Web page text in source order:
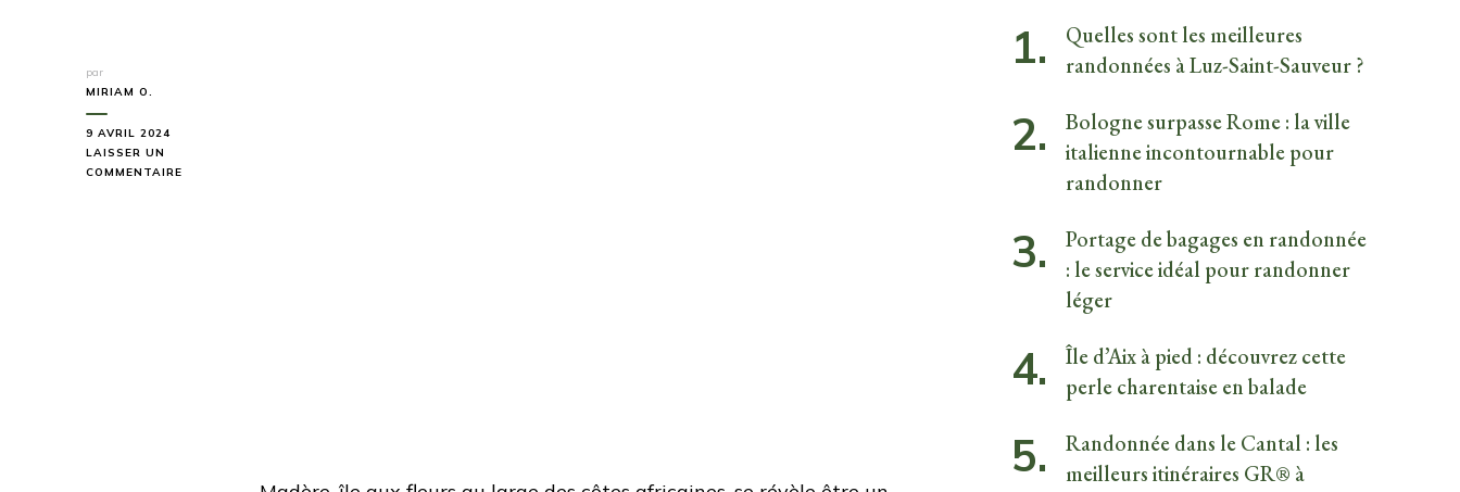
par
MIRIAM O.
9 AVRIL 2024
LAISSER UN
COMMENTAIRE
Quelles sont les meilleures
randonnées à Luz-Saint-Sauveur ?
Bologne surpasse Rome : la ville
italienne incontournable pour
randonner
Portage de bagages en randonnée
: le service idéal pour randonner
léger
Île d’Aix à pied : découvrez cette
perle charentaise en balade
Randonnée dans le Cantal : les
meilleurs itinéraires GR® à